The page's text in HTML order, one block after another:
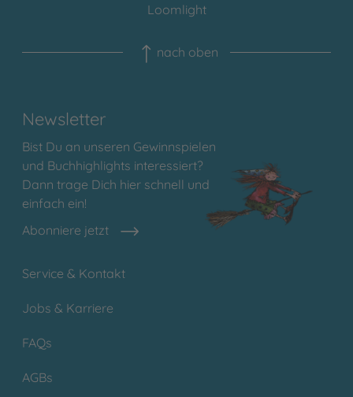
Loomlight
nach oben
Newsletter
Bist Du an unseren Gewinnspielen
und Buchhighlights interessiert?
Dann trage Dich hier schnell und
einfach ein!
Abonniere jetzt
Service & Kontakt
Jobs & Karriere
FAQs
AGBs